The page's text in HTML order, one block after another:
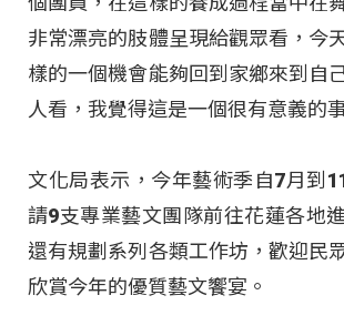
非常漂亮的肢體呈現給觀眾看，今
樣的一個機會能夠回到家鄉來到自
人看，我覺得這是一個很有意義的事
文化局表示，今年藝術季自7月到
請9支專業藝文團隊前往花蓮各地
還有規劃系列各類工作坊，歡迎民
欣賞今年的優質藝文饗宴。